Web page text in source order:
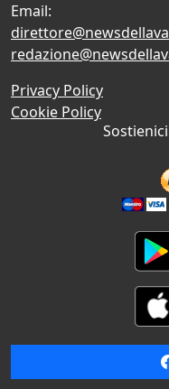
Email:
Privacy Policy
Cookie Policy